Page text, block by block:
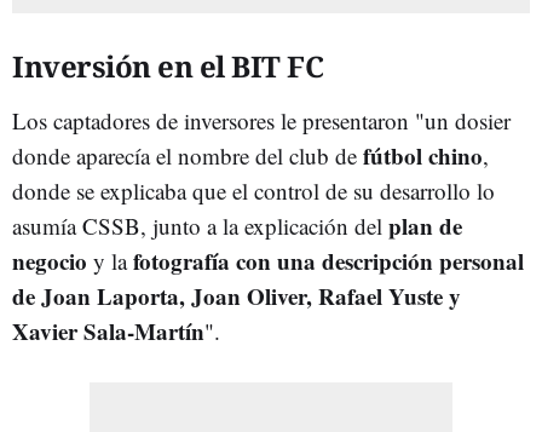
Inversión en el BIT FC
Los captadores de inversores le presentaron "un dosier
donde aparecía el nombre del club de fútbol chino,
donde se explicaba que el control de su desarrollo lo
asumía CSSB, junto a la explicación del plan de
negocio y lafotografía con una descripción personal
de Joan Laporta, Joan Oliver, Rafael Yuste y
Xavier Sala-Martín".